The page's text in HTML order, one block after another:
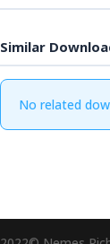
Similar
No related